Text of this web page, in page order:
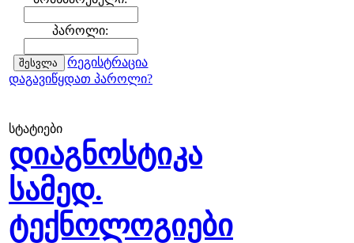
პაროლი:
რეგისტრაცია
დაგავიწყდათ პაროლი?
სტატიები
დიაგნოსტიკა
სამედ.
ტექნოლოგიები